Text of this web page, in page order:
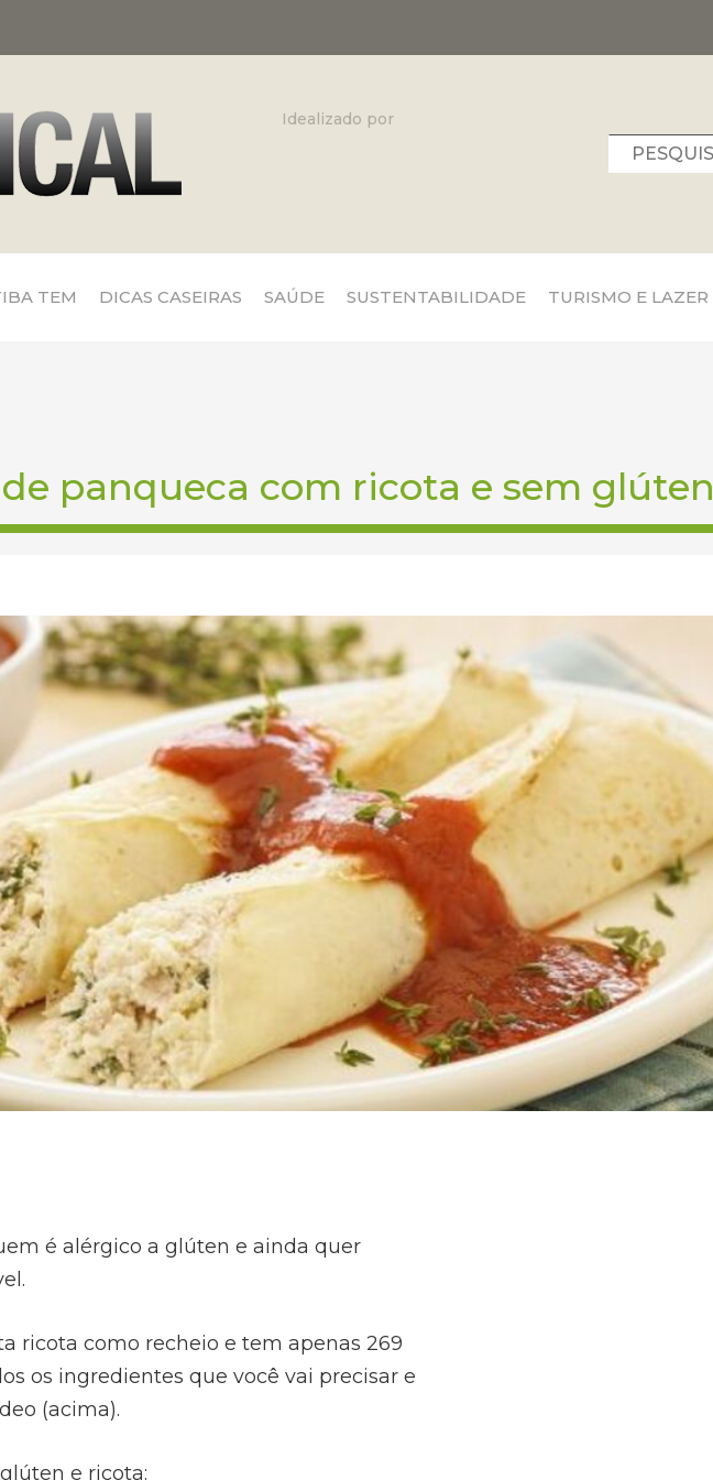
Idealizado por
TEM DICAS CASEIRAS SAÚDE SUSTENTABILIDADE TURISMO E LAZER
panqueca com ricota e sem glúten
é alérgico a glúten e ainda quer
ricota como recheio e tem apenas 269
os ingredientes que você vai precisar e
(acima).
e ricota: